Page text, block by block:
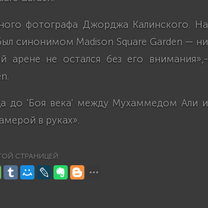
фотографа Джорджа Калинского. На
синонимом Madison Square Garden — ни
не остался без его внимания»,-
до 'Боя века' между Мухаммедом Али и
в руках».
СТРАНИЦЕЙ